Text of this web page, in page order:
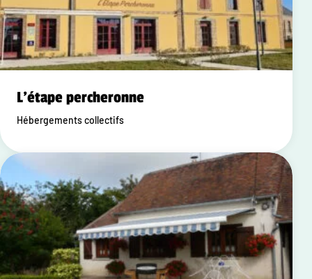
L'étape percheronne
Hébergements collectifs